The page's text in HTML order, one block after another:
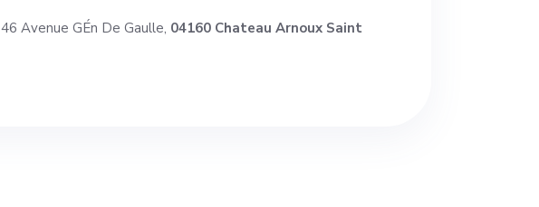
46 Avenue GÉn De Gaulle, 04160 Chateau Arnoux Saint